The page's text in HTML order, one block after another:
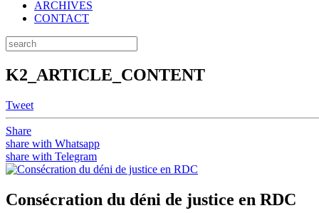
ARCHIVES
CONTACT
K2_ARTICLE_CONTENT
Tweet
Share
share with Whatsapp
share with Telegram
Consécration du déni de justice en RDC